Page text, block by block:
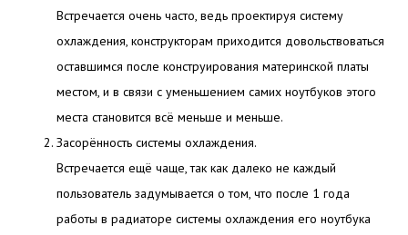
Встречается очень часто, ведь проектируя систему
охлаждения, конструкторам приходится довольствоваться
оставшимся после конструирования материнской платы
местом, и в связи с уменьшением самих ноутбуков этого
места становится всё меньше и меньше.
Засорённость системы охлаждения.
Встречается ещё чаще, так как далеко не каждый
пользователь задумывается о том, что после 1 года
работы в радиаторе системы охлаждения его ноутбука